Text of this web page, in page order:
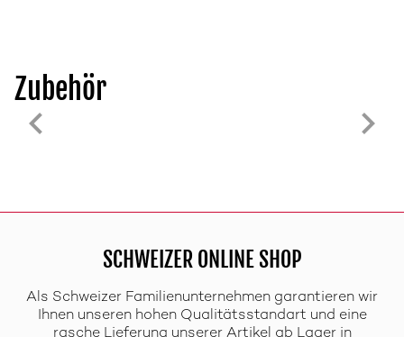
Zubehör
SCHWEIZER ONLINE SHOP
Als Schweizer Familienunternehmen garantieren wir
Ihnen unseren hohen Qualitätsstandart und eine
rasche Lieferung unserer Artikel ab Lager in